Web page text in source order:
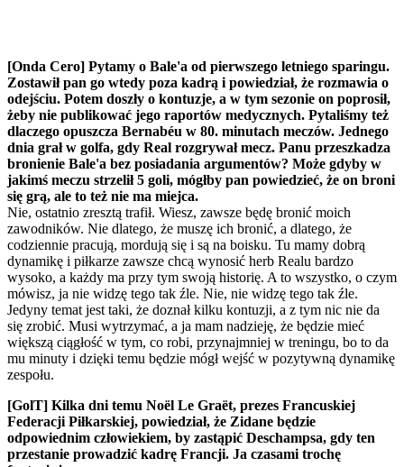
[Onda Cero] Pytamy o Bale'a od pierwszego letniego sparingu.
Zostawił pan go wtedy poza kadrą i powiedział, że rozmawia o
odejściu. Potem doszły o kontuzje, a w tym sezonie on poprosił,
żeby nie publikować jego raportów medycznych. Pytaliśmy też
dlaczego opuszcza Bernabéu w 80. minutach meczów. Jednego
dnia grał w golfa, gdy Real rozgrywał mecz. Panu przeszkadza
bronienie Bale'a bez posiadania argumentów? Może gdyby w
jakimś meczu strzelił 5 goli, mógłby pan powiedzieć, że on broni
się grą, ale to też nie ma miejca.
Nie, ostatnio zresztą trafił. Wiesz, zawsze będę bronić moich
zawodników. Nie dlatego, że muszę ich bronić, a dlatego, że
codziennie pracują, mordują się i są na boisku. Tu mamy dobrą
dynamikę i piłkarze zawsze chcą wynosić herb Realu bardzo
wysoko, a każdy ma przy tym swoją historię. A to wszystko, o czym
mówisz, ja nie widzę tego tak źle. Nie, nie widzę tego tak źle.
Jedyny temat jest taki, że doznał kilku kontuzji, a z tym nic nie da
się zrobić. Musi wytrzymać, a ja mam nadzieję, że będzie mieć
większą ciągłość w tym, co robi, przynajmniej w treningu, bo to da
mu minuty i dzięki temu będzie mógł wejść w pozytywną dynamikę
zespołu.
[GolT] Kilka dni temu Noël Le Graët, prezes Francuskiej
Federacji Piłkarskiej, powiedział, że Zidane będzie
odpowiednim człowiekiem, by zastąpić Deschampsa, gdy ten
przestanie prowadzić kadrę Francji. Ja czasami trochę